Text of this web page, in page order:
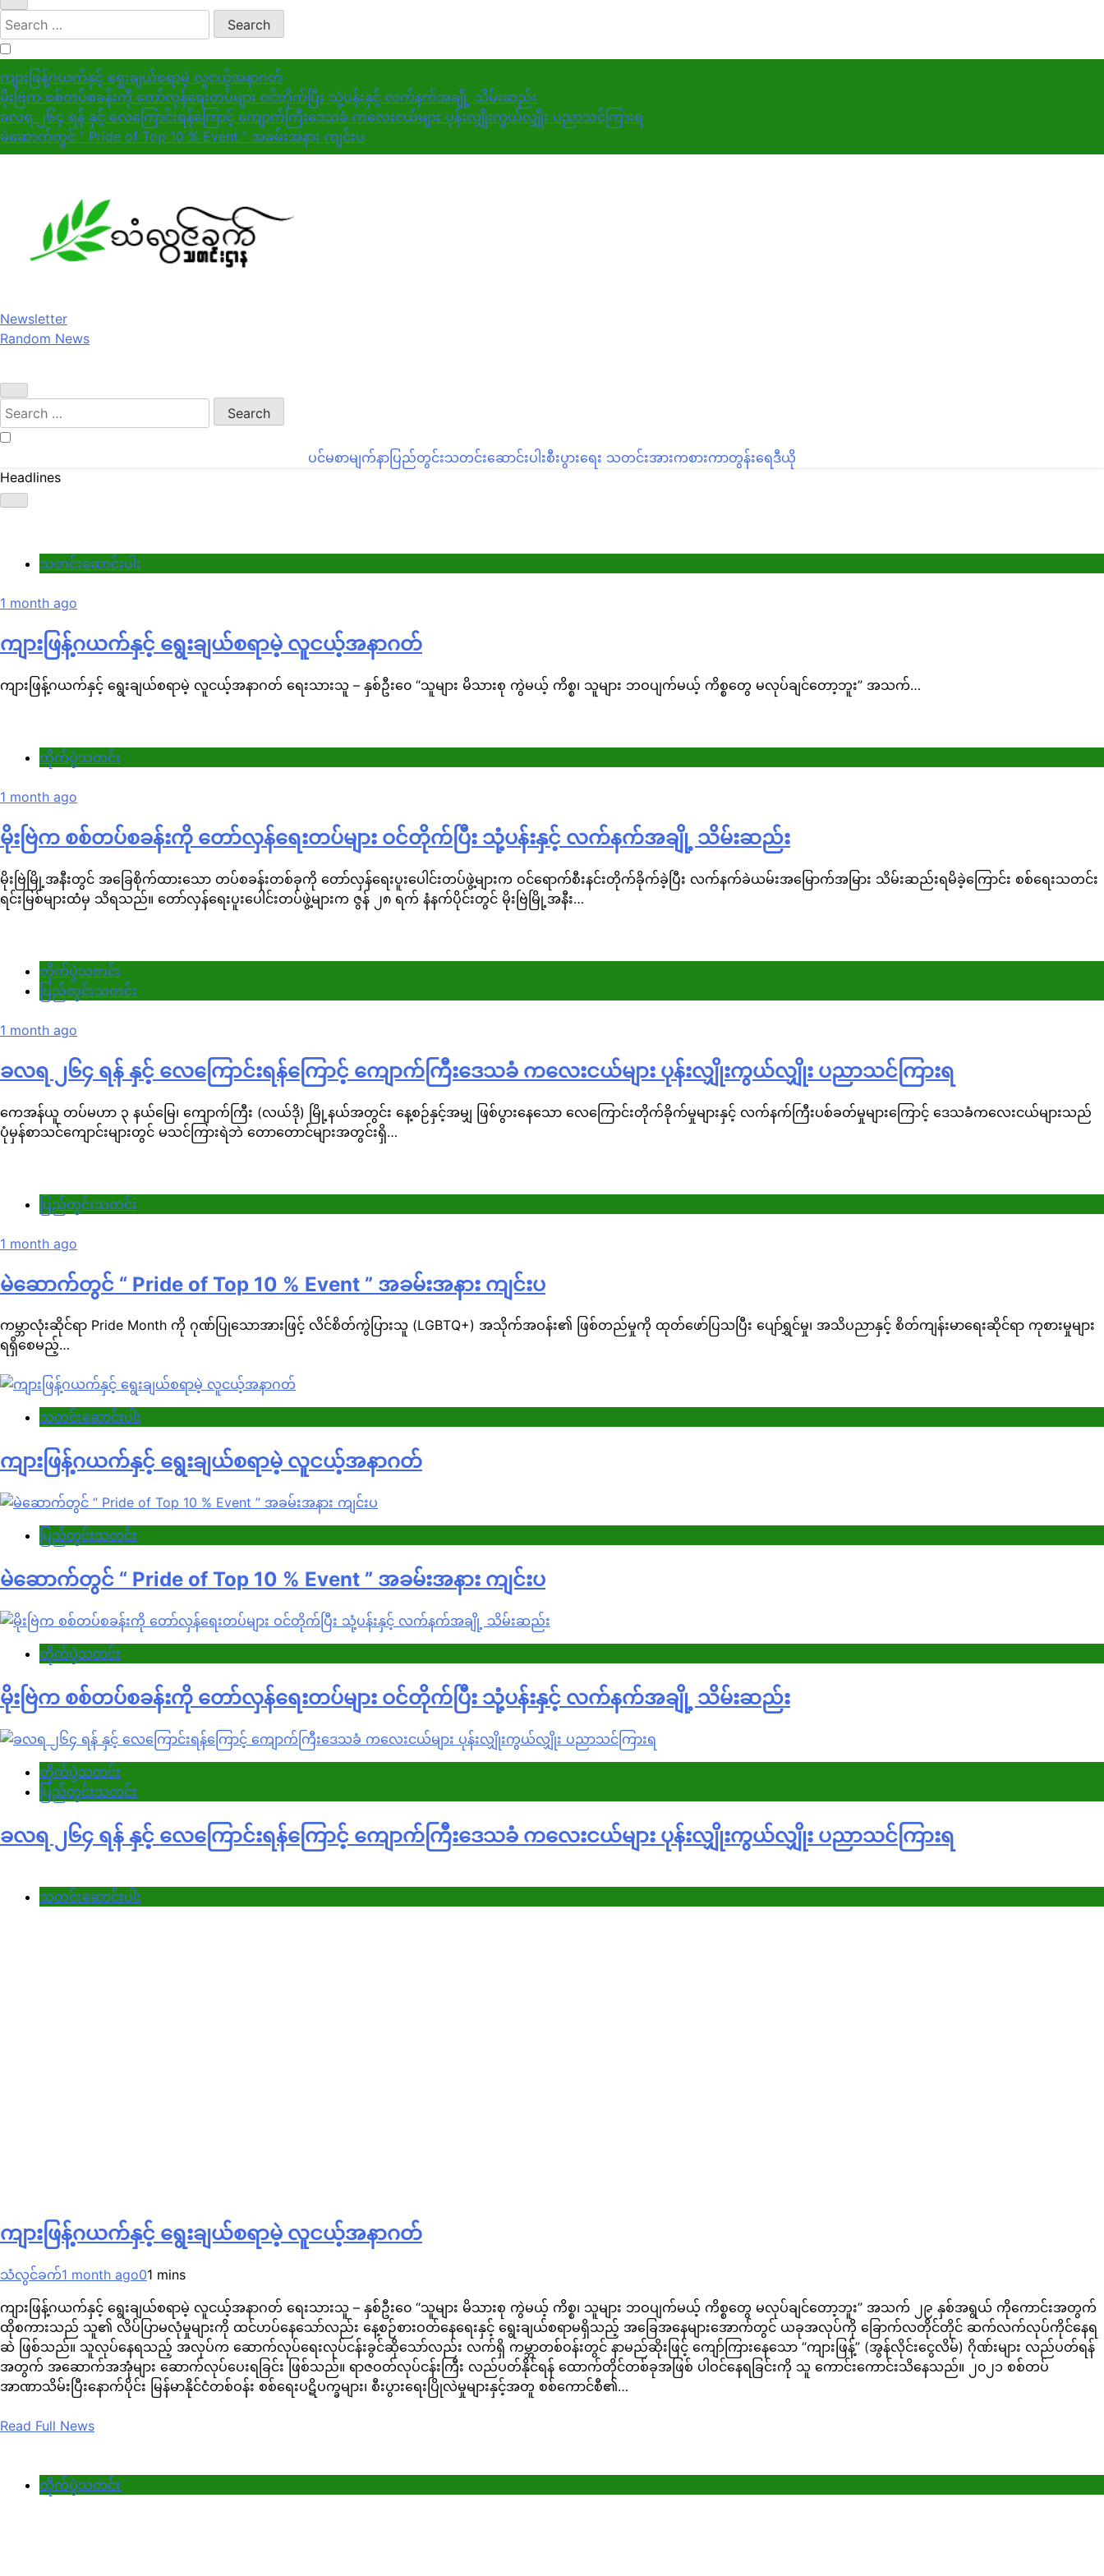
Search
for:
ကျားဖြန့်ဂယက်နှင့် ရွေးချယ်စရာမဲ့ လူငယ့်အနာဂတ်
မိုးဗြဲက စစ်တပ်စခန်းကို တော်လှန်ရေးတပ်များ ဝင်တိုက်ပြီး သုံ့ပန်းနှင့် လက်နက်အချို့ သိမ်းဆည်း
ခလရ ၂၆၄ ရန် နှင့် လေကြောင်းရန်ကြောင့် ကျောက်ကြီးဒေသခံ ကလေးငယ်များ ပုန်းလျှိုးကွယ်လျှိုး ပညာသင်ကြားရ
မဲဆောက်တွင် “ Pride of Top 10 % Event ” အခမ်းအနား ကျင်းပ
Newsletter
Random News
Search
for:
ပင်မစာမျက်နာ ပြည်တွင်းသတင်းဆောင်းပါးစီးပွားရေး သတင်းအားကစားကာတွန်းရေဒီယို
Headlines
သတင်းဆောင်းပါး
1 month ago
ကျားဖြန့်ဂယက်နှင့် ရွေးချယ်စရာမဲ့ လူငယ့်အနာဂတ်
ကျားဖြန့်ဂယက်နှင့် ရွေးချယ်စရာမဲ့ လူငယ့်အနာဂတ် ရေးသားသူ – နှစ်ဦး၀ေ “သူများ မိသားစု ကွဲမယ့် ကိစ္စ၊ သူများ ဘဝပျက်မယ့် ကိစ္စတွေ မလုပ်ချင်တော့ဘူး” အသက်…
တိုက်ပွဲသတင်း
1 month ago
မိုးဗြဲက စစ်တပ်စခန်းကို တော်လှန်ရေးတပ်များ ဝင်တိုက်ပြီး သုံ့ပန်းနှင့် လက်နက်အချို့ သိမ်းဆည်း
မိုးဗြဲမြို့အနီးတွင် အခြေစိုက်ထားသော တပ်စခန်းတစ်ခုကို တော်လှန်ရေးပူးပေါင်းတပ်ဖွဲ့များက ဝင်ရောက်စီးနင်းတိုက်ခိုက်ခဲ့ပြီး လက်နက်ခဲယမ်းအမြောက်အမြား သိမ်းဆည်းရမိခဲ့ကြောင်း စစ်ရေးသတင်း
ရင်းမြစ်များထံမှ သိရသည်။ တော်လှန်ရေးပူးပေါင်းတပ်ဖွဲ့များက ဇွန် ၂၈ ရက် နံနက်ပိုင်းတွင် မိုးဗြဲမြို့အနီး…
တိုက်ပွဲသတင်း
ပြည်တွင်းသတင်း
1 month ago
ခလရ ၂၆၄ ရန် နှင့် လေကြောင်းရန်ကြောင့် ကျောက်ကြီးဒေသခံ ကလေးငယ်များ ပုန်းလျှိုးကွယ်လျှိုး ပညာသင်ကြားရ
ကေအန်ယူ တပ်မဟာ ၃ နယ်မြေ၊ ကျောက်ကြီး (လယ်ဒို) မြို့နယ်အတွင်း နေ့စဉ်နှင့်အမျှ ဖြစ်ပွားနေသော လေကြောင်းတိုက်ခိုက်မှုများနှင့် လက်နက်ကြီးပစ်ခတ်မှုများကြောင့် ဒေသခံကလေးငယ်များသည်
ပုံမှန်စာသင်ကျောင်းများတွင် မသင်ကြားရဲဘဲ တောတောင်များအတွင်းရှိ…
ပြည်တွင်းသတင်း
1 month ago
မဲဆောက်တွင် “ Pride of Top 10 % Event ” အခမ်းအနား ကျင်းပ
ကမ္ဘာလုံးဆိုင်ရာ Pride Month ကို ဂုဏ်ပြုသောအားဖြင့် လိင်စိတ်ကွဲပြားသူ (LGBTQ+) အသိုက်အဝန်း၏ ဖြစ်တည်မှုကို ထုတ်ဖော်ပြသပြီး ပျော်ရွှင်မှု၊ အသိပညာနှင့် စိတ်ကျန်းမာရေးဆိုင်ရာ ကုစားမှုများ
ရရှိစေမည့်…
သတင်းဆောင်းပါး
ကျားဖြန့်ဂယက်နှင့် ရွေးချယ်စရာမဲ့ လူငယ့်အနာဂတ်
ပြည်တွင်းသတင်း
မဲဆောက်တွင် “ Pride of Top 10 % Event ” အခမ်းအနား ကျင်းပ
တိုက်ပွဲသတင်း
မိုးဗြဲက စစ်တပ်စခန်းကို တော်လှန်ရေးတပ်များ ဝင်တိုက်ပြီး သုံ့ပန်းနှင့် လက်နက်အချို့ သိမ်းဆည်း
တိုက်ပွဲသတင်း
ပြည်တွင်းသတင်း
ခလရ ၂၆၄ ရန် နှင့် လေကြောင်းရန်ကြောင့် ကျောက်ကြီးဒေသခံ ကလေးငယ်များ ပုန်းလျှိုးကွယ်လျှိုး ပညာသင်ကြားရ
သတင်းဆောင်းပါး
ကျားဖြန့်ဂယက်နှင့် ရွေးချယ်စရာမဲ့ လူငယ့်အနာဂတ်
သံလွင်ခက်1 month ago01 mins
ကျားဖြန့်ဂယက်နှင့် ရွေးချယ်စရာမဲ့ လူငယ့်အနာဂတ် ရေးသားသူ – နှစ်ဦး၀ေ “သူများ မိသားစု ကွဲမယ့် ကိစ္စ၊ သူများ ဘဝပျက်မယ့် ကိစ္စတွေ မလုပ်ချင်တော့ဘူး” အသက် ၂၉ နှစ်အရွယ် ကိုကောင်းအတွက်
ထိုစကားသည် သူ၏ လိပ်ပြာမလုံမှုများကို ထင်ဟပ်နေသော်လည်း နေ့စဉ်စားဝတ်နေရေးနှင့် ရွေးချယ်စရာမရှိသည့် အခြေအနေများအောက်တွင် ယခုအလုပ်ကို ခြောက်လတိုင်တိုင် ဆက်လက်လုပ်ကိုင်နေရ
ဆဲ ဖြစ်သည်။ သူလုပ်နေရသည့် အလုပ်က ဆောက်လုပ်ရေးလုပ်ငန်းခွင်ဆိုသော်လည်း လက်ရှိ ကမ္ဘာတစ်ဝန်းတွင် နာမည်ဆိုးဖြင့် ကျော်ကြားနေသော “ကျားဖြန့်” (အွန်လိုင်းငွေလိမ်) ဂိုဏ်းများ လည်ပတ်ရန်
အတွက် အဆောက်အအုံများ ဆောက်လုပ်ပေးရခြင်း ဖြစ်သည်။ ရာဇဝတ်လုပ်ငန်းကြီး လည်ပတ်နိုင်ရန် ထောက်တိုင်တစ်ခုအဖြစ် ပါဝင်နေရခြင်းကို သူ ကောင်းကောင်းသိနေသည်။ ၂၀၂၁ စစ်တပ်
အာဏာသိမ်းပြီးနောက်ပိုင်း မြန်မာနိုင်ငံတစ်ဝန်း စစ်ရေးပဋိပက္ခများ၊ စီးပွားရေးပြိုလဲမှုများနှင့်အတူ စစ်ကောင်စီ၏…
Read Full News
တိုက်ပွဲသတင်း